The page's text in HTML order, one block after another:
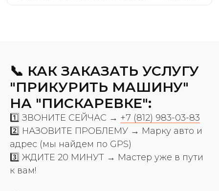
📞 КАК ЗАКАЗАТЬ УСЛУГУ
"ПРИКУРИТЬ МАШИНУ"
НА "ПИСКАРЕВКЕ":
1️⃣ ЗВОНИТЕ СЕЙЧАС → +7 (812) 983-03-83
2️⃣ НАЗОВИТЕ ПРОБЛЕМУ → Марку авто и
адрес (мы найдем по GPS)
3️⃣ ЖДИТЕ 20 МИНУТ → Мастер уже в пути
к вам!